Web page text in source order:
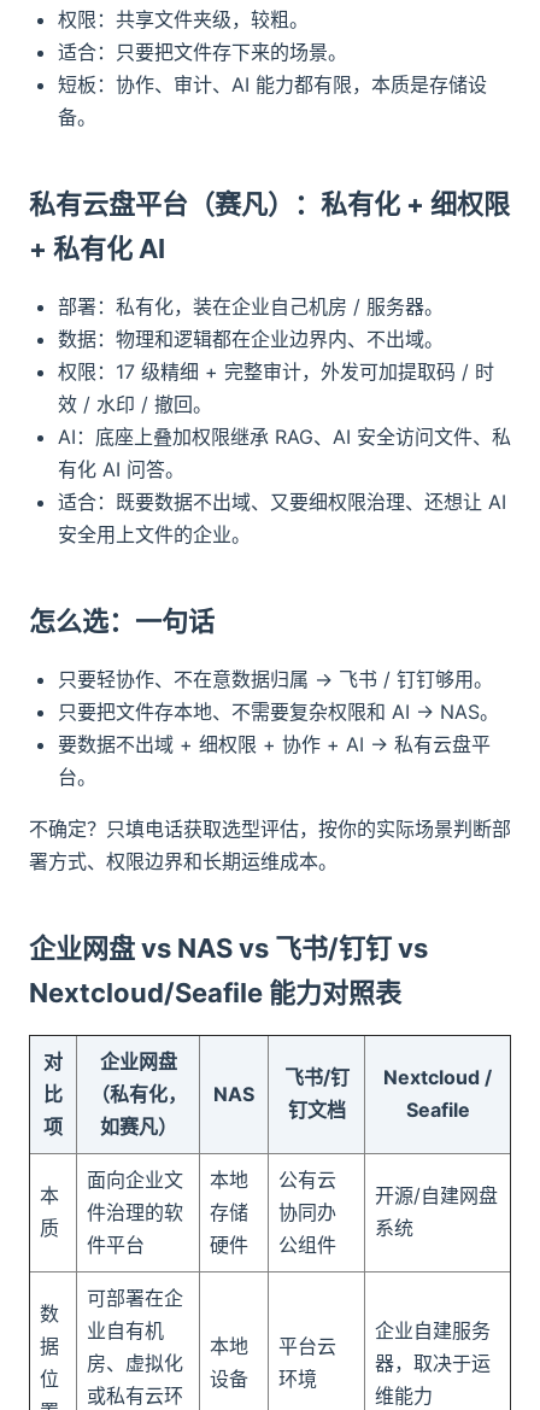
权限：共享文件夹级，较粗。
适合：只要把文件存下来的场景。
短板：协作、审计、AI 能力都有限，本质是存储设
备。
私有云盘平台（赛凡）：私有化 + 细权限
+ 私有化 AI
部署：私有化，装在企业自己机房 / 服务器。
数据：物理和逻辑都在企业边界内、不出域。
权限：17 级精细 + 完整审计，外发可加提取码 / 时
效 / 水印 / 撤回。
AI：底座上叠加权限继承 RAG、AI 安全访问文件、私
有化 AI 问答。
适合：既要数据不出域、又要细权限治理、还想让 AI
安全用上文件的企业。
怎么选：一句话
只要轻协作、不在意数据归属 → 飞书 / 钉钉够用。
只要把文件存本地、不需要复杂权限和 AI → NAS。
要数据不出域 + 细权限 + 协作 + AI → 私有云盘平
台。
不确定？只填电话获取选型评估，按你的实际场景判断部
署方式、权限边界和长期运维成本。
企业网盘 vs NAS vs 飞书/钉钉 vs
Nextcloud/Seafile 能力对照表
对
比
项
企业网盘
（私有化，
如赛凡）
NAS
飞书/钉
钉文档
Nextcloud /
Seafile
本
质
面向企业文
件治理的软
件平台
本地
存储
硬件
公有云
协同办
公组件
开源/自建网盘
系统
数
据
位
可部署在企
业自有机
房、虚拟化
或私有云环
本地
设备
平台云
环境
企业自建服务
器，取决于运
维能力